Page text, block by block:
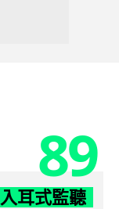
89
耳式監聽